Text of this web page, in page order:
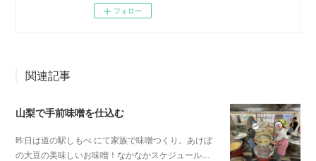
フォロー
関連記事
山梨で手前味噌を仕込む
昨日は道の駅しもべ にて家族で味噌つくり。あけぼ
の大豆の美味しいお味噌！なかなかスケジュール…